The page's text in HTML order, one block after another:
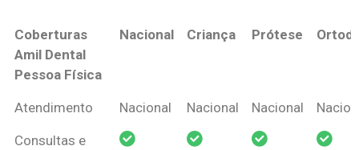
Coberturas
Amil Dental
Pessoa Física
Nacional Criança Prótese
Coberturas
Pessoa Física
Nacional Criança Prótese
Atendimento Nacional Nacional Nacional
Consultas e